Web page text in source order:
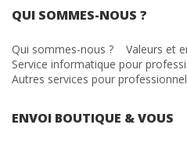
QUI SOMMES-NOUS ?
Qui sommes-nous ?
Valeurs et
Service informatique pour
Autres services pour
ENVOI BOUTIQUE & VOUS